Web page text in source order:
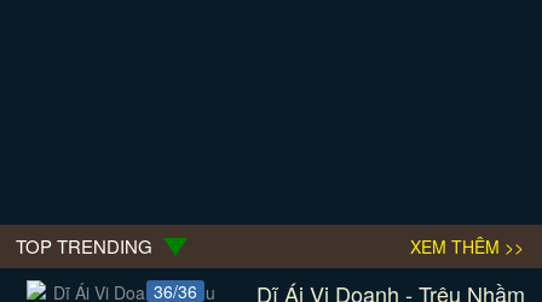
TOP TRENDING
XEM THÊM >>
36/36
Dĩ Ái Vi Doanh - Trêu Nhầm